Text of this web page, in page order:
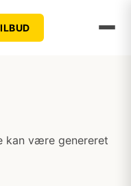
kan være genereret